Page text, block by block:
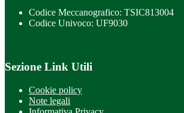
Codice Meccanografico: TSIC813004
Codice Univoco: UF9030
Sezione Link Utili
Cookie policy
Note legali